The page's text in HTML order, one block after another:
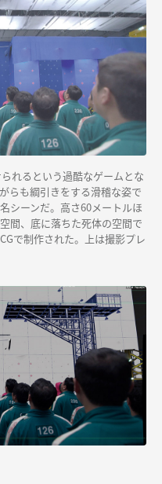
れるという過酷なゲームとな
らも綱引きをする滑稽な姿で
シーンだ。高さ60メートルほ
間、底に落ちた死体の空間で
で制作された。上は撮影プレ